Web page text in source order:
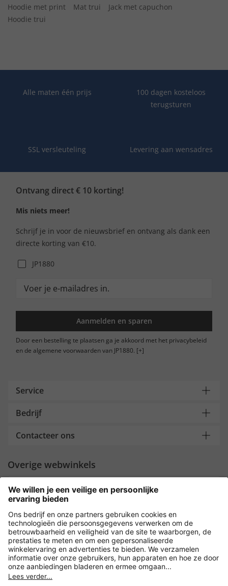
Hoodie met print
Mat trui
Jack met capuchon
Hoodie trui
Alle maten één prijs
100 dagen kosteloos
terugsturen
SSL versleuteling Levering aan wensadres
Ontvang direct € 10 korting!
Mis niets meer!
Schrijf je in voor de nieuwsbrief en ontvang als dank een
directe korting van €10.
JP1880
Aanmelden en sparen
Door een bestelling te plaatsen ga je akkoord met het privacybeleid
en de algemene voorwaarden van JP1880. [+]
Service
Bedrijf
Contacteer ons
Overige webwinkels
Nederland
Payment and Delivery
Versleuteling met